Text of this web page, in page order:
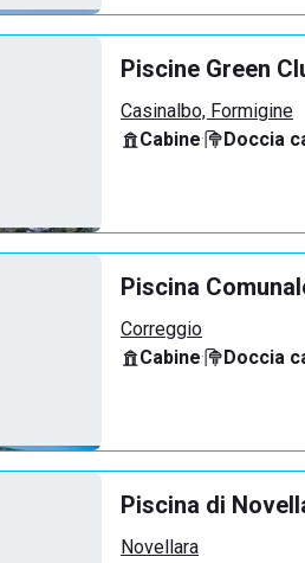
Piscine Green
Casinalbo, Formigine
Cabine· Doccia
Piscina
Correggio
Cabine· Doccia
Piscina di
Novellara